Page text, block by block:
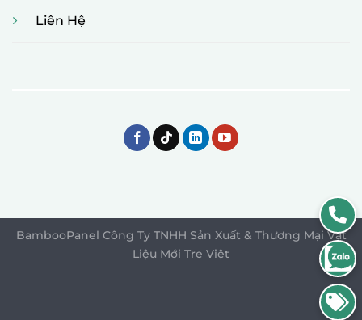
Liên Hệ
BambooPanel Công Ty TNHH Sản Xuất & Thương Mại Vật
Liệu Mới Tre Việt